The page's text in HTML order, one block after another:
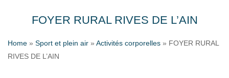
FOYER RURAL RIVES DE L’AIN
Home » Sport et plein air » Activités corporelles » FOYER RURAL
RIVES DE L’AIN